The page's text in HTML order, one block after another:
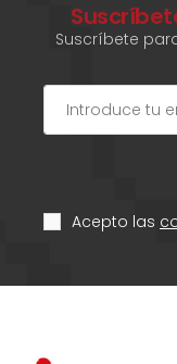
Suscríbete
Acepto las